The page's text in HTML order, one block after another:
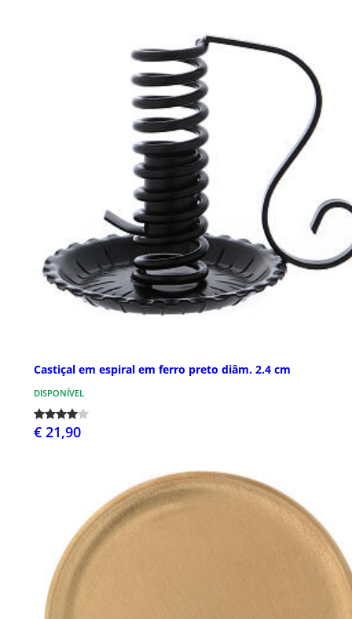
Castiçal em espiral em ferro preto diâm. 2.4 cm
DISPONÍVEL
€ 21,90